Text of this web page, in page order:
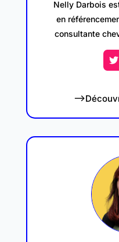
Nelly Darbois
en
consultante